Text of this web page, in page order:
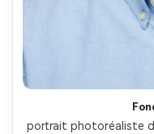
portrait photoréaliste